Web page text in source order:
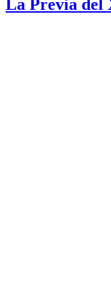
La Previa del